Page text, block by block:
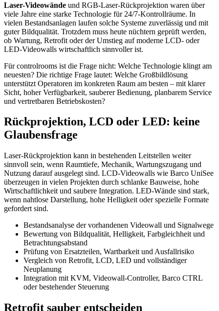
Laser-Videowände und RGB-Laser-Rückprojektion waren über
viele Jahre eine starke Technologie für 24/7-Kontrollräume. In
vielen Bestandsanlagen laufen solche Systeme zuverlässig und mit
guter Bildqualität. Trotzdem muss heute nüchtern geprüft werden,
ob Wartung, Retrofit oder der Umstieg auf moderne LCD- oder
LED-Videowalls wirtschaftlich sinnvoller ist.
Für controlrooms ist die Frage nicht: Welche Technologie klingt am
neuesten? Die richtige Frage lautet: Welche Großbildlösung
unterstützt Operatoren im konkreten Raum am besten – mit klarer
Sicht, hoher Verfügbarkeit, sauberer Bedienung, planbarem Service
und vertretbaren Betriebskosten?
Rückprojektion, LCD oder LED: keine
Glaubensfrage
Laser-Rückprojektion kann in bestehenden Leitstellen weiter
sinnvoll sein, wenn Raumtiefe, Mechanik, Wartungszugang und
Nutzung darauf ausgelegt sind. LCD-Videowalls wie Barco UniSee
überzeugen in vielen Projekten durch schlanke Bauweise, hohe
Wirtschaftlichkeit und saubere Integration. LED-Wände sind stark,
wenn nahtlose Darstellung, hohe Helligkeit oder spezielle Formate
gefordert sind.
Bestandsanalyse der vorhandenen Videowall und Signalwege
Bewertung von Bildqualität, Helligkeit, Farbgleichheit und
Betrachtungsabstand
Prüfung von Ersatzteilen, Wartbarkeit und Ausfallrisiko
Vergleich von Retrofit, LCD, LED und vollständiger
Neuplanung
Integration mit KVM, Videowall-Controller, Barco CTRL
oder bestehender Steuerung
Retrofit sauber entscheiden